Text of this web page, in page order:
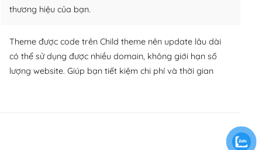
thương hiệu của bạn.
Theme được code trên Child theme nên update lâu dài
có thể sử dụng được nhiều domain, không giới hạn số
lượng website. Giúp bạn tiết kiệm chi phí và thời gian